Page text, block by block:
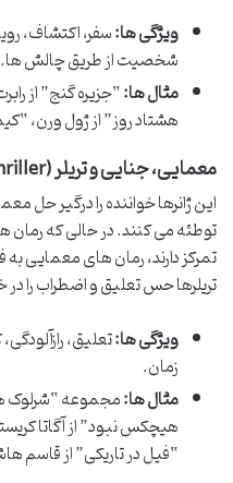
ویژگی ها:سفر، اکتشاف،
شخصیت از طریق چالش ها.
مثال ها:“جزیره گنج” از
هشتاد روز” از ژول ورن،
معمایی، جنایی و تریلر (Mystery, Crime, Thriller)
این ژانرها خواننده را درگیر حل
توطئه می کنند. در حالی که رمان
تمرکز دارند، رمان های معمایی به
تریلرها حس تعلیق و اضطراب را در
ویژگی ها:تعلیق،
زمان.
مثال ها:مجموعه “شرلوک
هیچکس نبود” از آگاتا
“فیل در تاریکی” از قاسم